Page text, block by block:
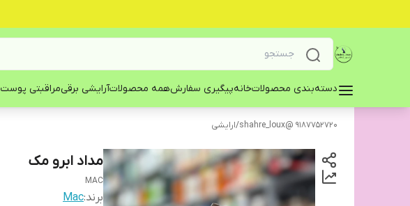
دسته‌بندی محصولاتخانهپیگیری سفارشهمه محصولاتآرایشی برقیمراقبتی پوست
9187752720 @shahre_loux
/ارایشی
مداد ابرو مک
MAC
برند:Mac